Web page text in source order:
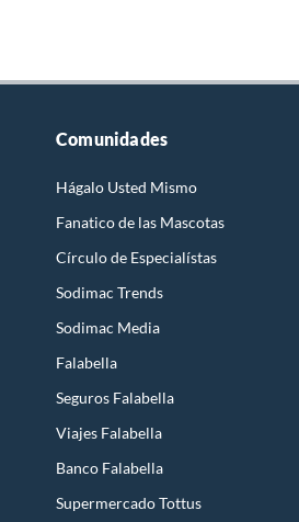
Comunidades
Hágalo Usted Mismo
Fanatico de las Mascotas
Círculo de Especialístas
Sodimac Trends
Sodimac Media
Falabella
Seguros Falabella
Viajes Falabella
Banco Falabella
Supermercado Tottus